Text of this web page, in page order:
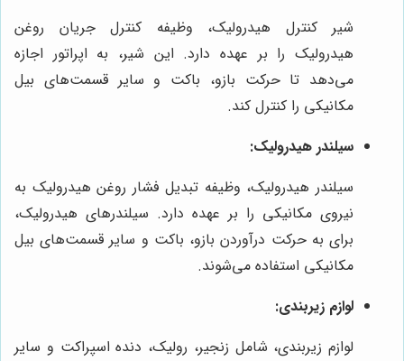
شیر کنترل هیدرولیک، وظیفه کنترل جریان روغن
هیدرولیک را بر عهده دارد. این شیر، به اپراتور اجازه
می‌دهد تا حرکت بازو، باکت و سایر قسمت‌های بیل
مکانیکی را کنترل کند.
سیلندر هیدرولیک:
سیلندر هیدرولیک، وظیفه تبدیل فشار روغن هیدرولیک به
نیروی مکانیکی را بر عهده دارد. سیلندرهای هیدرولیک،
برای به حرکت درآوردن بازو، باکت و سایر قسمت‌های بیل
مکانیکی استفاده می‌شوند.
لوازم زیربندی:
لوازم زیربندی، شامل زنجیر، رولیک، دنده اسپراکت و سایر